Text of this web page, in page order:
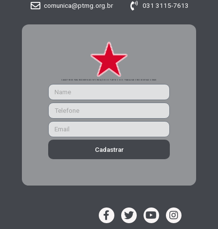
comunica@ptmg.org.br 031 3115-7613
CADASTRE-SE PARA RECEBER MAIS INFORMAÇÕES DO PARTIDO DOS TRABALHADORES DE MINAS GERAIS
Cadastrar